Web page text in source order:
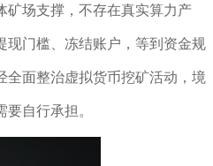
矿场支撑，不存在真实算力产
现门槛、冻结账户，等到资金规
全面整治虚拟货币挖矿活动，境
自行承担。